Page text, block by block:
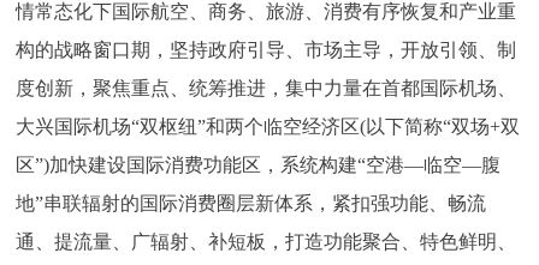
情常态化下国际航空、商务、旅游、消费有序恢复和产业重
构的战略窗口期，坚持政府引导、市场主导，开放引领、制
度创新，聚焦重点、统筹推进，集中力量在首都国际机场、
大兴国际机场“双枢纽”和两个临空经济区(以下简称“双场+双
区”)加快建设国际消费功能区，系统构建“空港—临空—腹
地”串联辐射的国际消费圈层新体系，紧扣强功能、畅流
通、提流量、广辐射、补短板，打造功能聚合、特色鲜明、